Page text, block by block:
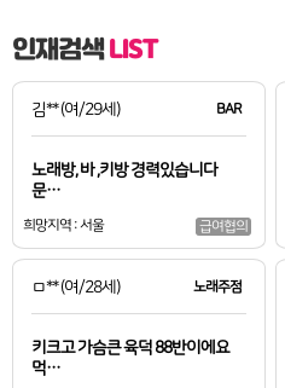
인재검색LIST
김**(여/29세) BAR
노래방, 바 ,키방 경력있습니다
문…
희망지역 : 서울 급여협의
ㅁ**(여/28세) 노래주점
키크고 가슴큰 육덕 88반이에요
먹…